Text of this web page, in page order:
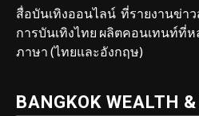
สื่อบันเทิงออนไลน์ ที่รายงานข่า
การบันเทิงไทย ผลิตคอนเทนท์ที่
ภาษา (ไทยและอังกฤษ)
BANGKOK WEALTH